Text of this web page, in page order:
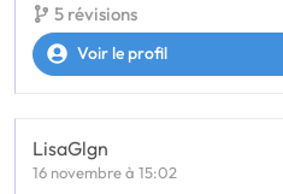
5 révisions
Voir le profil
LisaGlgn
16 novembre à 15:02